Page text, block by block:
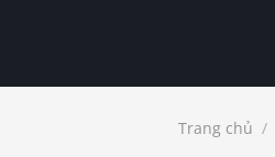
Trang chủ /